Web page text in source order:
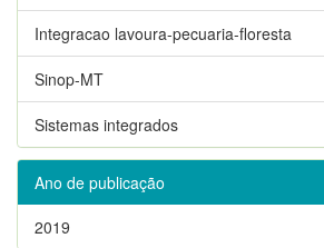
Integracao lavoura-pecuaria-floresta
Sinop-MT
Sistemas integrados
Ano de publicação
2019